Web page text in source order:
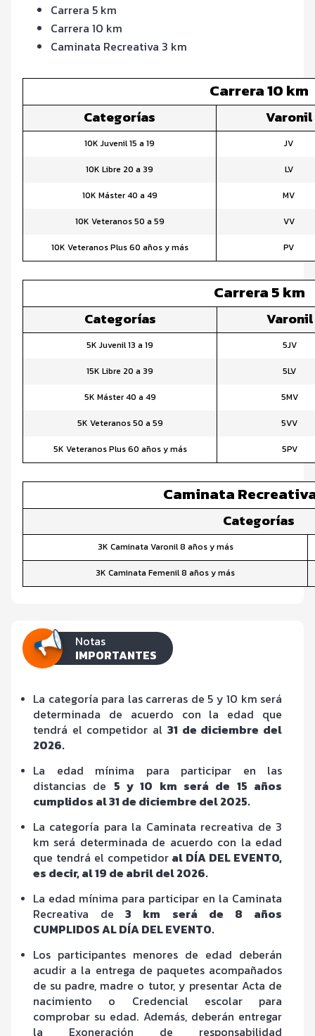
Carrera 5 km
Carrera 10 km
Caminata Recreativa 3 km
Carrera 10 km
Categorías Varonil
10K Juvenil 15 a 19 JV
10K Libre 20 a 39 LV
10K Máster 40 a 49 MV
10K Veteranos 50 a 59 VV
10K Veteranos Plus 60 años y más PV
Carrera 5 km
Categorías Varonil
5K Juvenil 13 a 19 5JV
15K Libre 20 a 39 5LV
5K Máster 40 a 49 5MV
5K Veteranos 50 a 59 5VV
5K Veteranos Plus 60 años y más 5PV
Caminata
Categorías
3K Caminata Varonil 8 años y más
3K Caminata Femenil 8 años y más
Notas
IMPORTANTES
La categoría para las carreras de 5 y 10 km será
determinada de acuerdo con la edad que
tendrá el competidor al 31 de diciembre del
2026.
La edad mínima para participar en las
distancias de 5 y 10 km será de 15 años
cumplidos al 31 de diciembre del 2025.
La categoría para la Caminata recreativa de 3
km será determinada de acuerdo con la edad
que tendrá el competidor al DÍA DEL EVENTO,
es decir, al 19 de abril del 2026.
La edad mínima para participar en la Caminata
Recreativa de 3 km será de 8 años
CUMPLIDOS AL DÍA DEL EVENTO.
Los participantes menores de edad deberán
acudir a la entrega de paquetes acompañados
de su padre, madre o tutor, y presentar Acta de
nacimiento o Credencial escolar para
comprobar su edad. Además, deberán entregar
la Exoneración de responsabilidad